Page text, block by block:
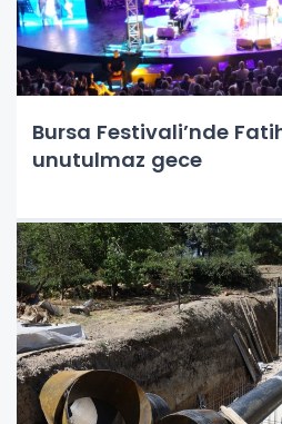
Bursa Festivali’nde
unutulmaz gece